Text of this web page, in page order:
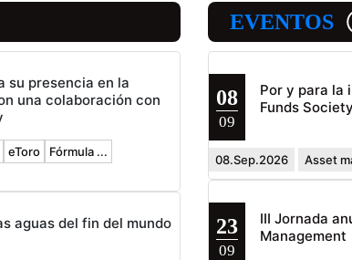
su presencia en la
una colaboración con
eToro Fórmula ...
aguas del fin del mundo
EVENTOS
08
09
Por y para la
Funds
08.Sep.2026 Asset
23
09
III Jornada
Management